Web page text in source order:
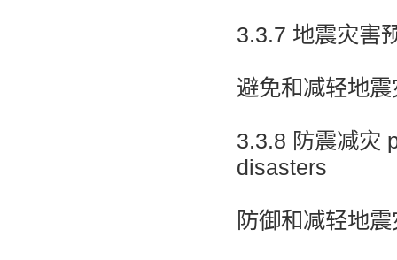
3.3.7 地震灾害
避免和减轻地
3.3.8 防震减灾
disasters
防御和减轻地